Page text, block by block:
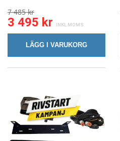
7 485 kr
3 495 kr
LÄGG I VARUKORG